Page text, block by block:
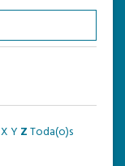
XY ZToda(o)s